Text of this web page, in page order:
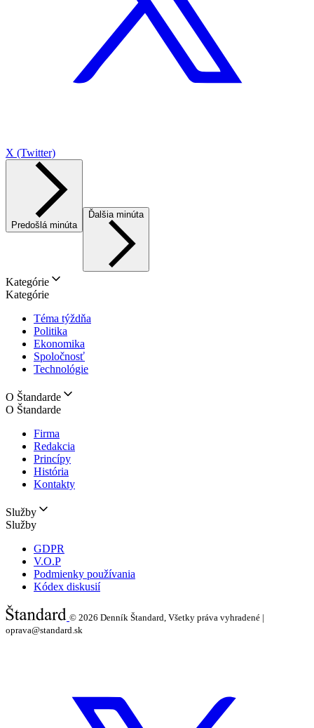
X (Twitter)
Predošlá minúta
Ďalšia minúta
Kategórie
Kategórie
Téma týždňa
Politika
Ekonomika
Spoločnosť
Technológie
O Štandarde
O Štandarde
Firma
Redakcia
Princípy
História
Kontakty
Služby
Služby
GDPR
V.O.P
Podmienky používania
Kódex diskusií
© 2026 Denník Štandard, Všetky práva vyhradené |
oprava@standard.sk